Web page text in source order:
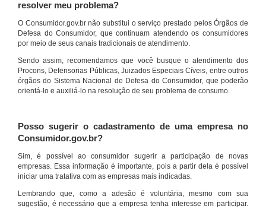
resolver meu problema?
O Consumidor.gov.br não substitui o serviço prestado pelos Órgãos de
Defesa do Consumidor, que continuam atendendo os consumidores
por meio de seus canais tradicionais de atendimento.
Sendo assim, recomendamos que você busque o atendimento dos
Procons, Defensorias Públicas, Juizados Especiais Cíveis, entre outros
órgãos do Sistema Nacional de Defesa do Consumidor, que poderão
orientá-lo e auxiliá-lo na resolução de seu problema de consumo.
Posso sugerir o cadastramento de uma empresa no
Consumidor.gov.br?
Sim, é possível ao consumidor sugerir a participação de novas
empresas. Essa informação é importante, pois a partir dela é possível
iniciar uma tratativa com as empresas mais indicadas.
Lembrando que, como a adesão é voluntária, mesmo com sua
sugestão, é necessário que a empresa tenha interesse em participar.